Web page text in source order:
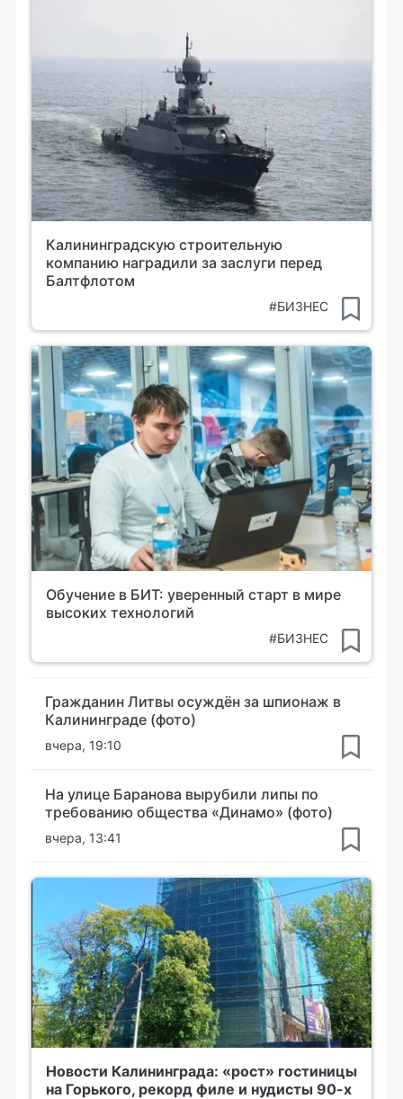
Калининградскую строительную
компанию наградили за заслуги перед
Балтфлотом
#БИЗНЕС
Обучение в БИТ: уверенный старт в мире
высоких технологий
#БИЗНЕС
Гражданин Литвы осуждён за шпионаж в
Калининграде (фото)
вчера, 19:10
На улице Баранова вырубили липы по
требованию общества «Динамо» (фото)
вчера, 13:41
Новости Калининграда: «рост» гостиницы
на Горького, рекорд филе и нудисты 90-х